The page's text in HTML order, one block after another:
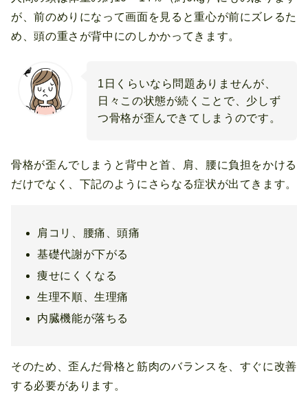
が、前のめりになって画面を見ると重心が前にズレるた
め、頭の重さが背中にのしかかってきます。
1日くらいなら問題ありませんが、
日々この状態が続くことで、少しず
つ骨格が歪んできてしまうのです。
骨格が歪んでしまうと背中と首、肩、腰に負担をかける
だけでなく、下記のようにさらなる症状が出てきます。
肩コリ、腰痛、頭痛
基礎代謝が下がる
痩せにくくなる
生理不順、生理痛
内臓機能が落ちる
そのため、歪んだ骨格と筋肉のバランスを、すぐに改善
する必要があります。